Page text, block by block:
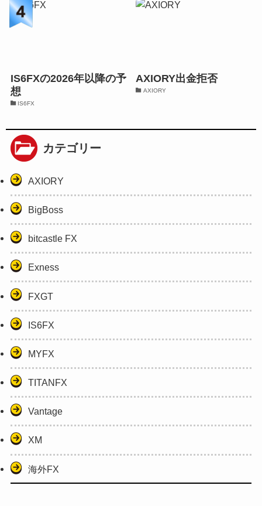
IS6FXの2026年以降の予
想
IS6FX
AXIORY出金拒否
AXIORY
カテゴリー
AXIORY
BigBoss
bitcastle FX
Exness
FXGT
IS6FX
MYFX
TITANFX
Vantage
XM
海外FX